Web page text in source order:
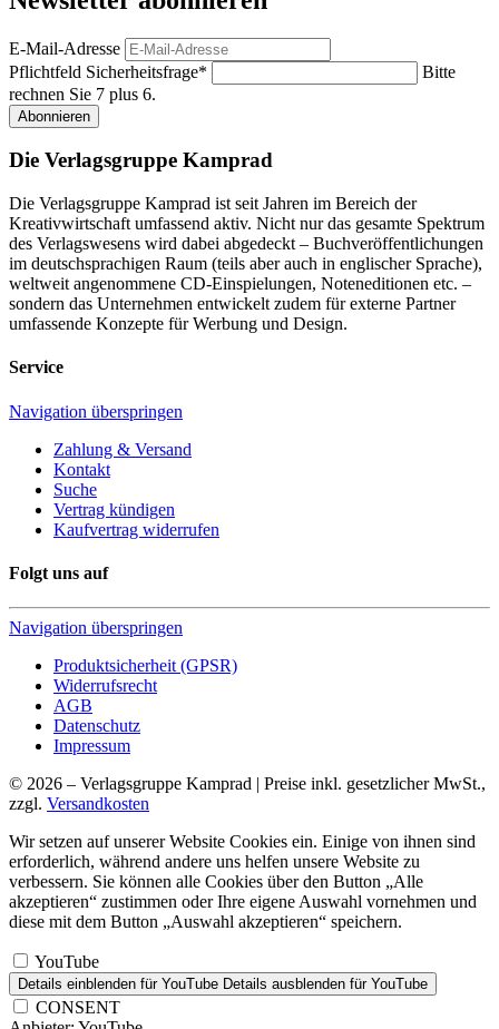
E-Mail-Adresse
Pflichtfeld Sicherheitsfrage*
Bitte
rechnen Sie 7 plus 6.
Abonnieren
Die Verlagsgruppe Kamprad
Die Verlagsgruppe Kamprad ist seit Jahren im Bereich der
Kreativwirtschaft umfassend aktiv. Nicht nur das gesamte Spektrum
des Verlagswesens wird dabei abgedeckt – Buchveröffentlichungen
im deutschsprachigen Raum (teils aber auch in englischer Sprache),
weltweit angenommene CD-Einspielungen, Noteneditionen etc. –
sondern das Unternehmen entwickelt zudem für externe Partner
umfassende Konzepte für Werbung und Design.
Service
Navigation überspringen
Zahlung & Versand
Kontakt
Suche
Vertrag kündigen
Kaufvertrag widerrufen
Folgt uns auf
Navigation überspringen
Produktsicherheit (GPSR)
Widerrufsrecht
AGB
Datenschutz
Impressum
© 2026 – Verlagsgruppe Kamprad | Preise inkl. gesetzlicher MwSt.,
zzgl. Versandkosten
Wir setzen auf unserer Website Cookies ein. Einige von ihnen sind
erforderlich, während andere uns helfen unsere Website zu
verbessern. Sie können alle Cookies über den Button „Alle
akzeptieren“ zustimmen oder Ihre eigene Auswahl vornehmen und
diese mit dem Button „Auswahl akzeptieren“ speichern.
YouTube
Details einblenden für YouTube Details ausblenden für YouTube
CONSENT